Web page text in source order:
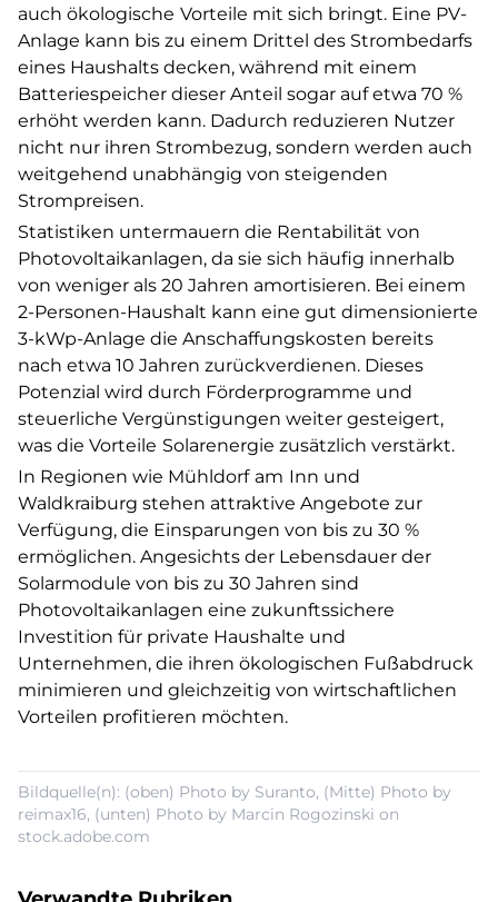
auch ökologische Vorteile mit sich bringt. Eine PV-
Anlage kann bis zu einem Drittel des Strombedarfs
eines Haushalts decken, während mit einem
Batteriespeicher dieser Anteil sogar auf etwa 70 %
erhöht werden kann. Dadurch reduzieren Nutzer
nicht nur ihren Strombezug, sondern werden auch
weitgehend unabhängig von steigenden
Strompreisen.
Statistiken untermauern die Rentabilität von
Photovoltaikanlagen, da sie sich häufig innerhalb
von weniger als 20 Jahren amortisieren. Bei einem
2-Personen-Haushalt kann eine gut dimensionierte
3-kWp-Anlage die Anschaffungskosten bereits
nach etwa 10 Jahren zurückverdienen. Dieses
Potenzial wird durch Förderprogramme und
steuerliche Vergünstigungen weiter gesteigert,
was die Vorteile Solarenergie zusätzlich verstärkt.
In Regionen wie Mühldorf am Inn und
Waldkraiburg stehen attraktive Angebote zur
Verfügung, die Einsparungen von bis zu 30 %
ermöglichen. Angesichts der Lebensdauer der
Solarmodule von bis zu 30 Jahren sind
Photovoltaikanlagen eine zukunftssichere
Investition für private Haushalte und
Unternehmen, die ihren ökologischen Fußabdruck
minimieren und gleichzeitig von wirtschaftlichen
Vorteilen profitieren möchten.
Bildquelle(n): (oben) Photo by Suranto, (Mitte) Photo by
reimax16, (unten) Photo by Marcin Rogozinski on
stock.adobe.com